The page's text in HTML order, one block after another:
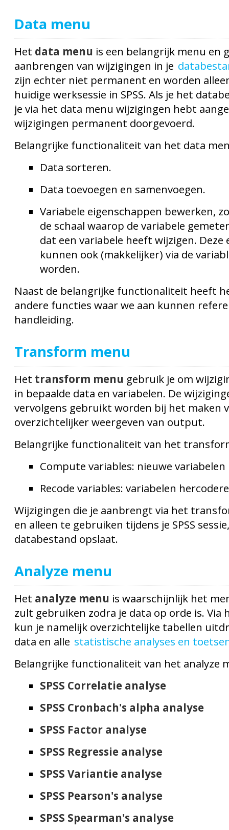
Data menu
Het data menu is een belangrijk menu en
aanbrengen van wijzigingen in je
zijn echter niet permanent en worden
huidige werksessie in SPSS. Als je het
je via het data menu wijzigingen hebt
wijzigingen permanent doorgevoerd.
Belangrijke functionaliteit van het data
Data sorteren.
Data toevoegen en samenvoegen.
Variabele eigenschappen bewerken,
de schaal waarop de variabele
dat een variabele heeft wijzigen. Deze
kunnen ook (makkelijker) via de
worden.
Naast de belangrijke functionaliteit heeft
andere functies waar we aan kunnen
handleiding.
Transform menu
Het transform menu gebruik je om
in bepaalde data en variabelen. De
vervolgens gebruikt worden bij het maken
overzichtelijker weergeven van output.
Belangrijke functionaliteit van het
Compute variables: nieuwe
Recode variables: variabelen
Wijzigingen die je aanbrengt via het
en alleen te gebruiken tijdens je SPSS
databestand opslaat.
Analyze menu
Het analyze menu is waarschijnlijk het
zult gebruiken zodra je data op orde is. Via
kun je namelijk overzichtelijke tabellen
data en alle statistische analyses en
Belangrijke functionaliteit van het analyze
SPSS Correlatie analyse
SPSS Cronbach's alpha analyse
SPSS Factor analyse
SPSS Regressie analyse
SPSS Variantie analyse
SPSS Pearson's analyse
SPSS Spearman's analyse